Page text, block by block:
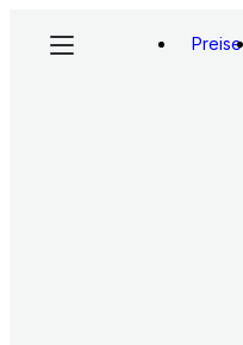
Preise